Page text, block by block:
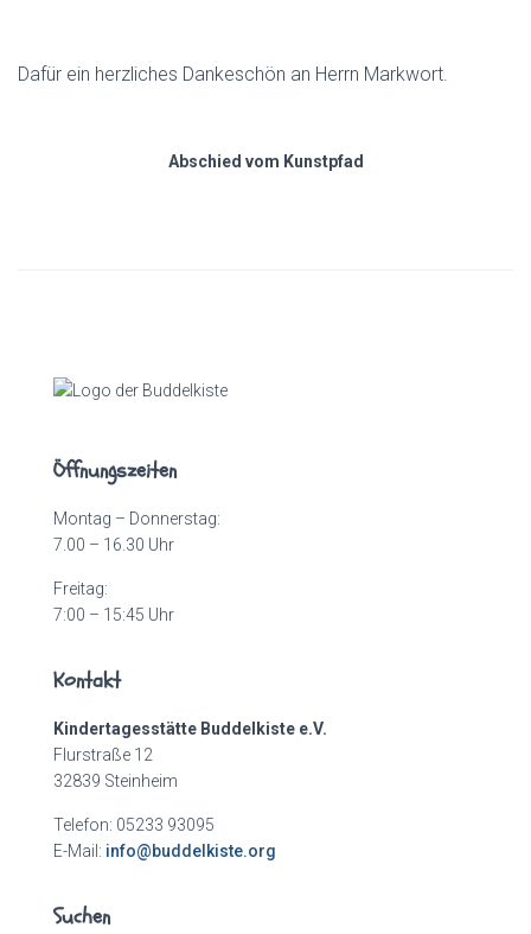
Dafür ein herzliches Dankeschön an Herrn Markwort.
Abschied vom Kunstpfad
Öffnungszeiten
Montag – Donnerstag:
7.00 – 16.30 Uhr
Freitag:
7:00 – 15:45 Uhr
Kontakt
Kindertagesstätte Buddelkiste e.V.
Flurstraße 12
32839 Steinheim
Telefon: 05233 93095
E-Mail: info@buddelkiste.org
Suchen